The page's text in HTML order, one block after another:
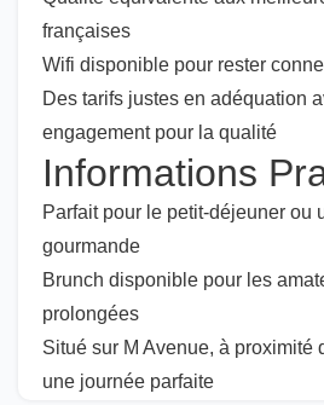
françaises
Wifi disponible pour rester
Des tarifs justes en adéquation
engagement pour la qualité
Informations
Parfait pour le petit-déjeuner ou
gourmande
Brunch disponible pour les
prolongées
Situé sur M Avenue, à proximité
une journée parfaite